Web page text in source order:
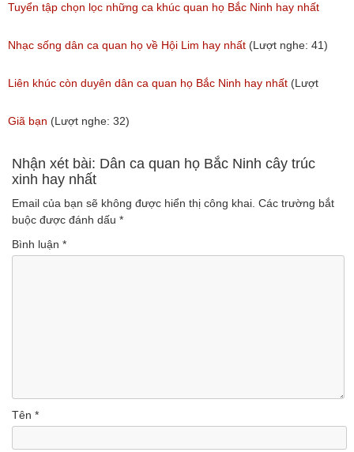
2018
(Lượt nghe: 31)
Tuyển tập chọn lọc những ca khúc quan họ Bắc Ninh hay nhất
(Lượt nghe: 215)
Nhạc sống dân ca quan họ về Hội Lim hay nhất (Lượt nghe: 41)
Liên khúc còn duyên dân ca quan họ Bắc Ninh hay nhất (Lượt
nghe: 108)
Giã bạn (Lượt nghe: 32)
Nhận xét bài: Dân ca quan họ Bắc Ninh cây trúc
xinh hay nhất
Email của bạn sẽ không được hiển thị công khai. Các trường bắt
buộc được đánh dấu *
Bình luận *
Tên *